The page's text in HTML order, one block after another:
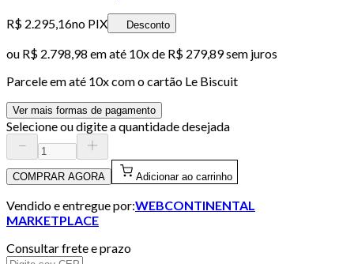
R$ 2.295,16no PIX Desconto
ou R$ 2.798,98 em até 10x de R$ 279,89 sem juros
Parcele em até 10x com o cartão Le Biscuit
Ver mais formas de pagamento
Selecione ou digite a quantidade desejada
COMPRAR AGORA Adicionar ao carrinho
Vendido e entregue por:WEBCONTINENTAL
MARKETPLACE
Consultar frete e prazo